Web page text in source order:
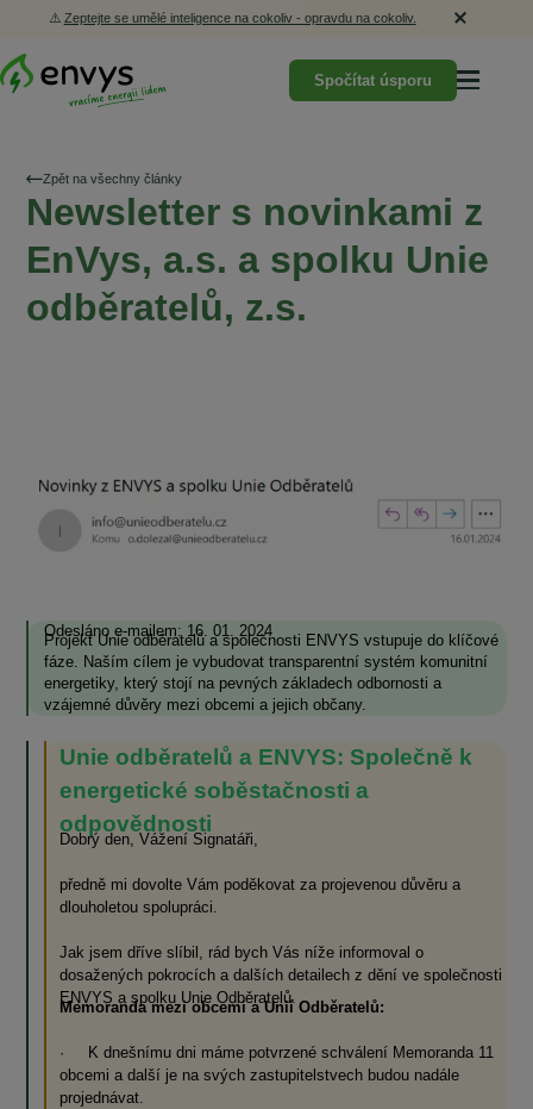
⚠️ Zeptejte se umělé inteligence na cokoliv - opravdu na cokoliv.
Spočítat úsporu
Zpět na všechny články
Newsletter s novinkami z
EnVys, a.s. a spolku Unie
odběratelů, z.s.
Odesláno e-mailem: 16. 01. 2024
Projekt Unie odběratelů a společnosti ENVYS vstupuje do klíčové
fáze. Naším cílem je vybudovat transparentní systém komunitní
energetiky, který stojí na pevných základech odbornosti a
vzájemné důvěry mezi obcemi a jejich občany.
Unie odběratelů a ENVYS: Společně k
energetické soběstačnosti a
odpovědnosti
Dobrý den, Vážení Signatáři,
předně mi dovolte Vám poděkovat za projevenou důvěru a
dlouholetou spolupráci.
Jak jsem dříve slíbil, rád bych Vás níže informoval o
dosažených pokrocích a dalších detailech z dění ve společnosti
ENVYS a spolku Unie Odběratelů.
Memoranda mezi obcemi a Unií Odběratelů:
· K dnešnímu dni máme potvrzené schválení Memoranda 11
obcemi a další je na svých zastupitelstvech budou nadále
projednávat.